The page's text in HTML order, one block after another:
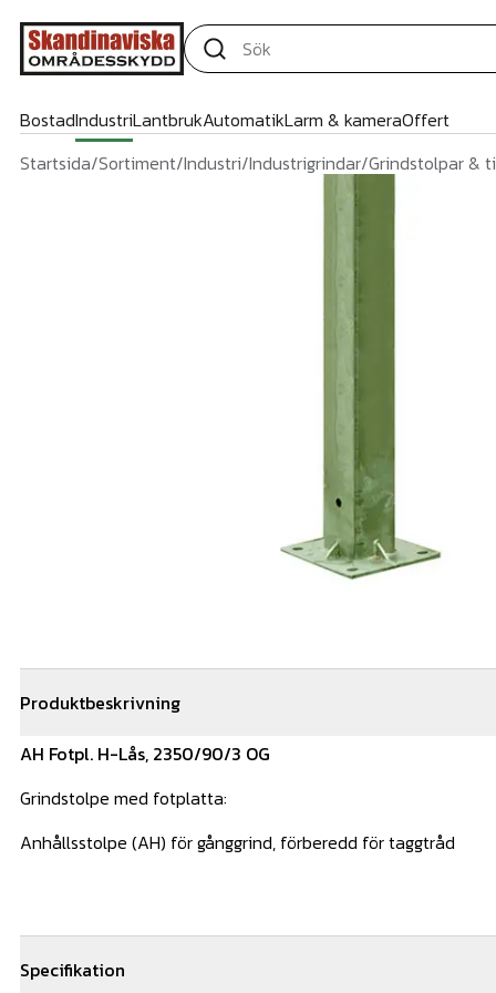
BostadIndustriLantbrukAutomatikLarm & kameraOffert
Startsida/Sortiment/Industri/Industrigrindar/Grindstolpar &
Produktbeskrivning
AH Fotpl. H-Lås, 2350/90/3 OG
Grindstolpe med fotplatta:
Anhållsstolpe (AH) för gånggrind, förberedd för taggtråd
Specifikation